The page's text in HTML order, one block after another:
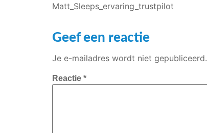
Matt_Sleeps_ervaring_trustpilot
Geef een reactie
Je e-mailadres wordt niet gepubliceerd.
Reactie *